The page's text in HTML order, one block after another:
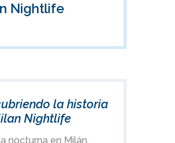
Nightlife
la historia
Nightlife
nocturna en Milán,